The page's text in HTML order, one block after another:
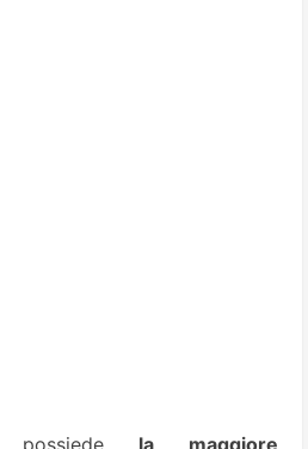
la maggiore